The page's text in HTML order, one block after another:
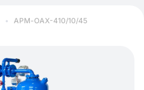
• АРМ-ОАХ-410/10/45